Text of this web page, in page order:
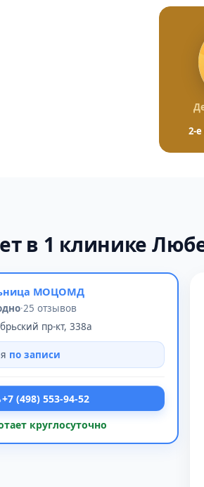
2-
в 1 клинике
МОЦОМД
·25 отзывов
пр-кт, 338а
по записи
+7 (498) 553-94-52
круглосуточно